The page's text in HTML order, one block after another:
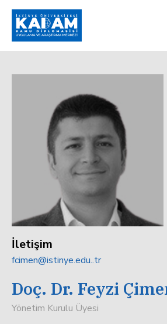
İletişim
fcimen@istinye.edu..tr
Doç. Dr. Feyzi
Yönetim Kurulu Üyesi